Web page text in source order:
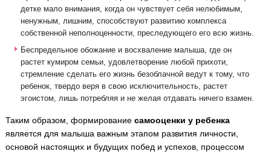
детке мало внимания, когда он чувствует себя нелюбимым,
ненужным, лишним, способствуют развитию комплекса
собственной неполноценности, преследующего его всю жизнь.
Беспредельное обожание и восхваление малыша, где он
растет кумиром семьи, удовлетворение любой прихоти,
стремление сделать его жизнь безоблачной ведут к тому, что
ребенок, твердо веря в свою исключительность, растет
эгоистом, лишь потребляя и не желая отдавать ничего взамен.
Таким образом, формирование самооценки у ребенка
является для малыша важным этапом развития личности,
основой настоящих и будущих побед и успехов, процессом